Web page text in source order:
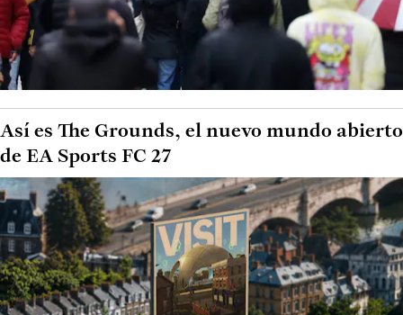
Así es The Grounds, el nuevo mundo abierto
de EA Sports FC 27